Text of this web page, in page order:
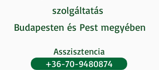
szolgáltatás
Budapesten és Pest megyében
Asszisztencia
+36-70-9480874